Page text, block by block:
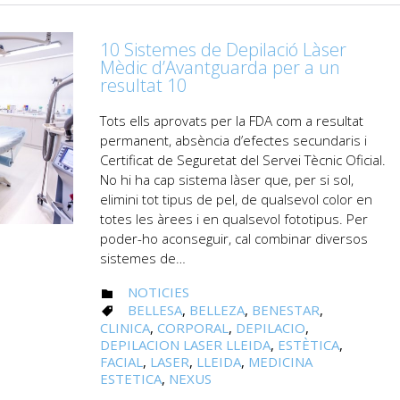
10 Sistemes de Depilació Làser
Mèdic d’Avantguarda per a un
resultat 10
Tots ells aprovats per la FDA com a resultat
permanent, absència d’efectes secundaris i
Certificat de Seguretat del Servei Tècnic Oficial.
No hi ha cap sistema làser que, per si sol,
elimini tot tipus de pel, de qualsevol color en
totes les àrees i en qualsevol fototipus. Per
poder-ho aconseguir, cal combinar diversos
sistemes de…
 CATEGORY
NOTICIES
 CATEGORY
BELLESA, BELLEZA, BENESTAR,
CLINICA, CORPORAL, DEPILACIO,
DEPILACION LASER LLEIDA, ESTÈTICA,
FACIAL, LASER, LLEIDA, MEDICINA
ESTETICA, NEXUS